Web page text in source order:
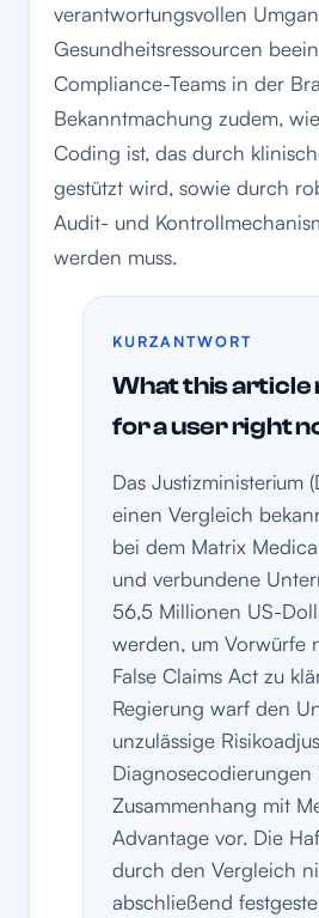
verantwortungsvollen
Gesundheitsressourcen
Compliance-Teams in der
Bekanntmachung zudem,
Coding ist, das durch
gestützt wird, sowie durch
Audit- und
werden muss.
KURZANTWORT
What this article
for a user right
Das Justizministerium
einen Vergleich
bei dem Matrix
und verbundene
56,5 Millionen US-
werden, um Vorwürfe
False Claims Act zu
Regierung warf den
unzulässige
Diagnosecodierungen
Zusammenhang mit
Advantage vor. Die
durch den Vergleich
abschließend